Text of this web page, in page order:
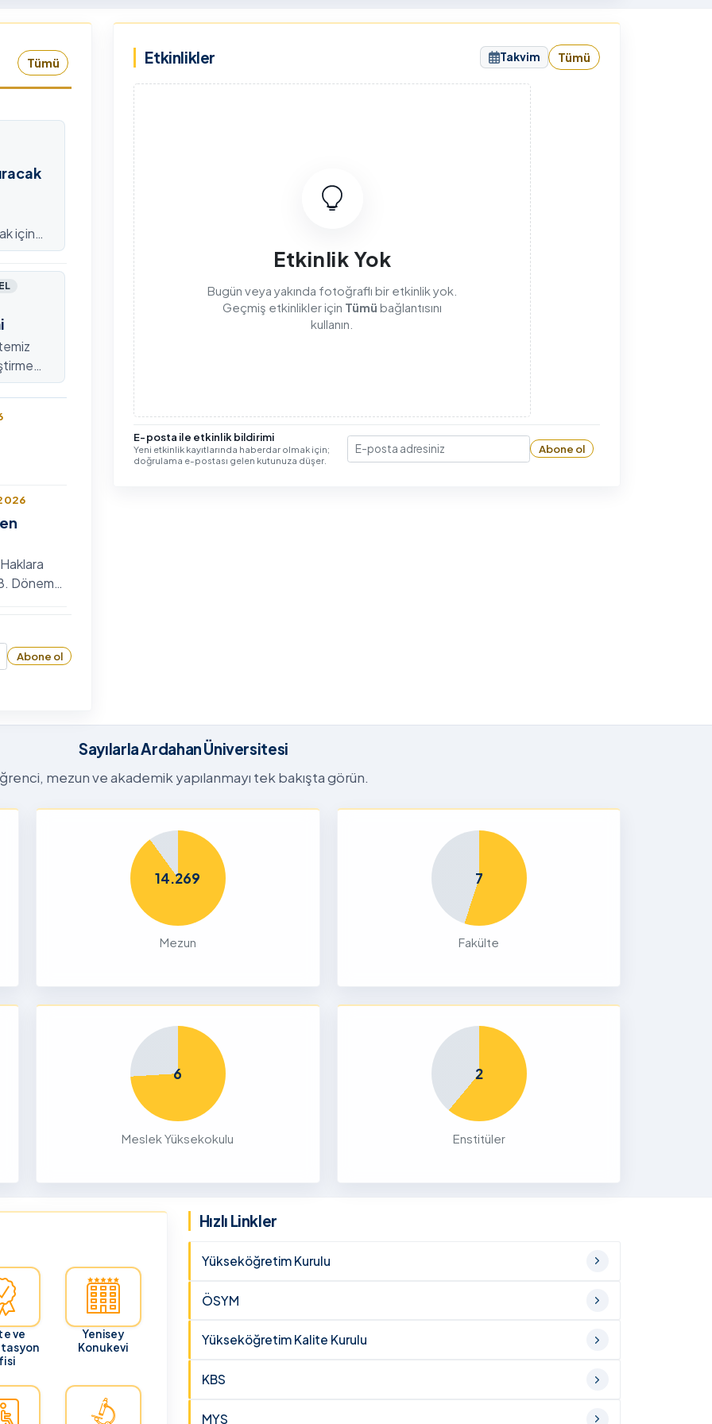
Üniversitesi Yenisey
ev sahipliğinde
akademik katkı ve proje
Tümü
için
Dönem
2027
2026-
ve
ve
Abone ol
Etkinlikler Takvim Tümü
Etkinlik Yok
Bugün veya yakında fotoğraflı bir etkinlik yok.
Geçmiş etkinlikler için Tümü bağlantısını
kullanın.
E-posta ile etkinlik bildirimi
Yeni etkinlik kayıtlarında haberdar olmak için;
doğrulama e-postası gelen kutunuza düşer.
E-posta
Abone ol
Sayılarla Ardahan Üniversitesi
mezun ve akademik yapılanmayı tek bakışta görün.
14.269
Mezun
7
Fakülte
6
Meslek Yüksekokulu
2
Enstitüler
ve
Yenisey
Konukevi
Hızlı Linkler
Yükseköğretim Kurulu
ÖSYM
Yükseköğretim Kalite Kurulu
KBS
MYS